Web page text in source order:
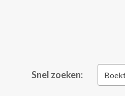
Snel zoeken: